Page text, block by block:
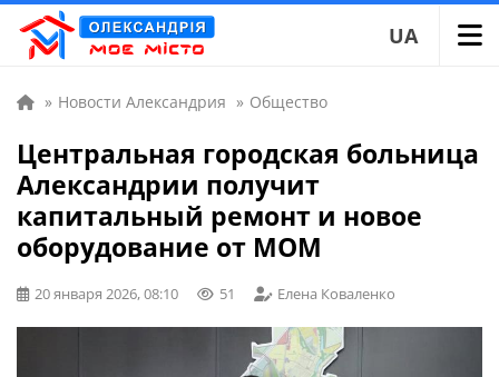
UA
» Новости Александрия » Общество
Центральная городская больница
Александрии получит
капитальный ремонт и новое
оборудование от МОМ
20 января 2026, 08:10 51 Елена Коваленко